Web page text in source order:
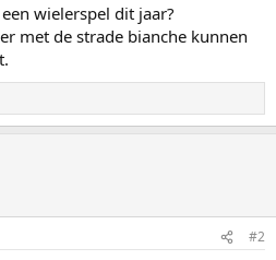
wielerspel dit jaar?
met de strade bianche kunnen
#2